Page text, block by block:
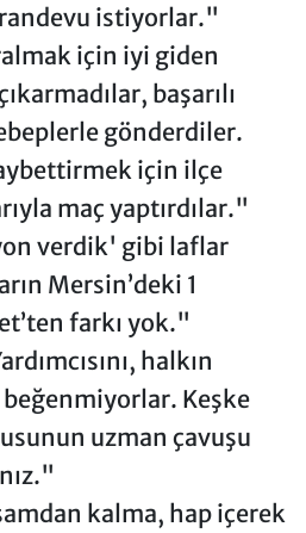
istiyorlar."
için iyi giden
başarılı
gönderdiler.
için ilçe
maç yaptırdılar."
verdik' gibi laflar
Mersin’deki 1
farkı yok."
halkın
beğenmiyorlar. Keşke
uzman çavuşu
kalma, hap içerek